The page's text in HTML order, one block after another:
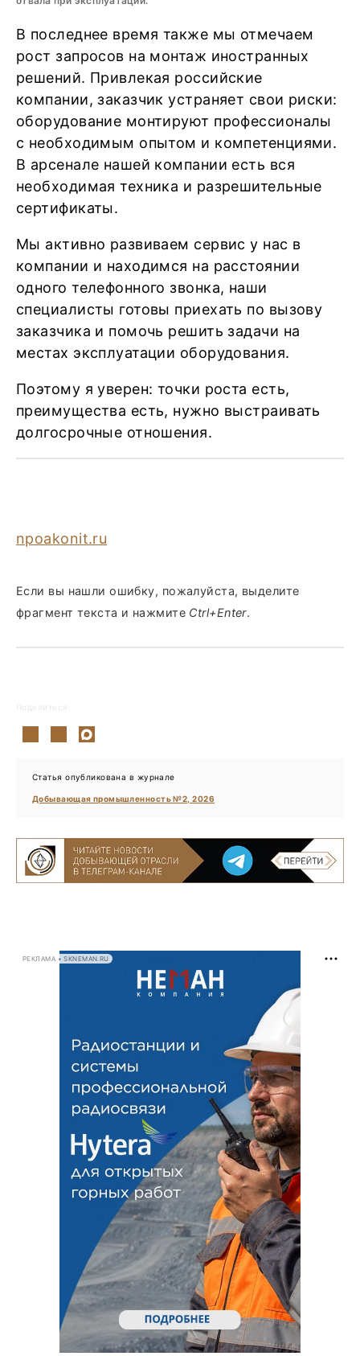
В последнее время также мы отмечаем
рост запросов на монтаж иностранных
решений. Привлекая российские
компании, заказчик устраняет свои риски:
оборудование монтируют профессионалы
с необходимым опытом и компетенциями.
В арсенале нашей компании есть вся
необходимая техника и разрешительные
сертификаты.
Мы активно развиваем сервис у нас в
компании и находимся на расстоянии
одного телефонного звонка, наши
специалисты готовы приехать по вызову
заказчика и помочь решить задачи на
местах эксплуатации оборудования.
Поэтому я уверен: точки роста есть,
преимущества есть, нужно выстраивать
долгосрочные отношения.
npoakonit.ru
Если вы нашли ошибку, пожалуйста, выделите
фрагмент текста и нажмите Ctrl+Enter.
Поделиться:
Статья опубликована в журнале
Добывающая промышленность №2, 2026
РЕКЛАМА • SKNEMAN.RU